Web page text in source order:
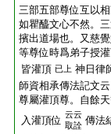
三部五部尊位互以
如瞿醯文心不然。
擯出道場也。又慈
等尊位時爲弟子授
皆灌頂 已上 神日律
師資相承傳法記文
尊屬灌頂尊。自餘
入灌頂位 云云
取詮 傳法